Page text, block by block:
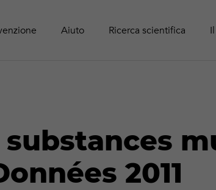
Attività onlineAiuto Ricerca scientifica
2011